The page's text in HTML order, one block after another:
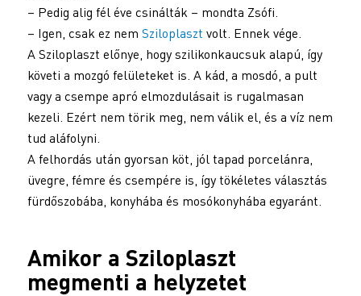
– Pedig alig fél éve csinálták – mondta Zsófi.
– Igen, csak ez nem Sziloplaszt volt. Ennek vége.
A Sziloplaszt előnye, hogy szilikonkaucsuk alapú, így
követi a mozgó felületeket is. A kád, a mosdó, a pult
vagy a csempe apró elmozdulásait is rugalmasan
kezeli. Ezért nem törik meg, nem válik el, és a víz nem
tud aláfolyni.
A felhordás után gyorsan köt, jól tapad porcelánra,
üvegre, fémre és csempére is, így tökéletes választás
fürdőszobába, konyhába és mosókonyhába egyaránt.
Amikor a Sziloplaszt
megmenti a helyzetet